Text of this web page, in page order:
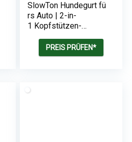
SlowTon Hundegurt fü
rs Auto | 2-in-
1 Kopfstützen-
PREIS PRÜFEN*